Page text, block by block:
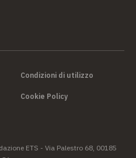
Condizioni di utilizzo
Cookie Policy
ETS - Via Palestro 68, 00185